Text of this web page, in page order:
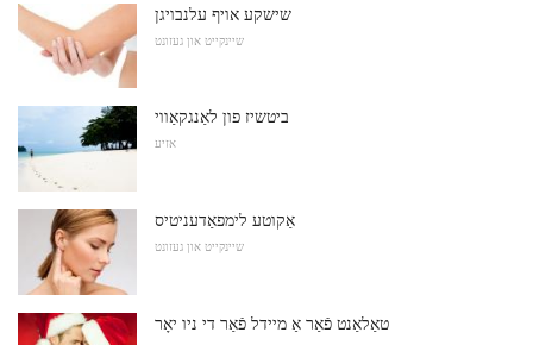
שישקע אויף עלנבויגן
שיינקייט און געזונט
ביטשיז פון לאַנגקאַווי
אזיע
אַקוטע לימפאַדעניטיס
שיינקייט און געזונט
טאַלאַנט פֿאַר אַ מיידל פֿאַר די ניו יאָר